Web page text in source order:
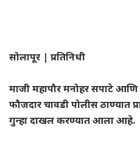
सोलापूर | प्रतिनिधी
माजी महापौर मनोहर सपाटे आणि
फौजदार चावडी पोलीस ठाण्यात
गुन्हा दाखल करण्यात आला आहे.